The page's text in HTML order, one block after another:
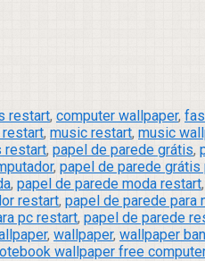
restart, computer wallpaper,
restart, music restart, music
restart, papel de parede grátis,
, papel de parede grátis
, papel de parede moda restart,
restart, papel de parede para
pc restart, papel de parede
, wallpaper, wallpaper
wallpaper free